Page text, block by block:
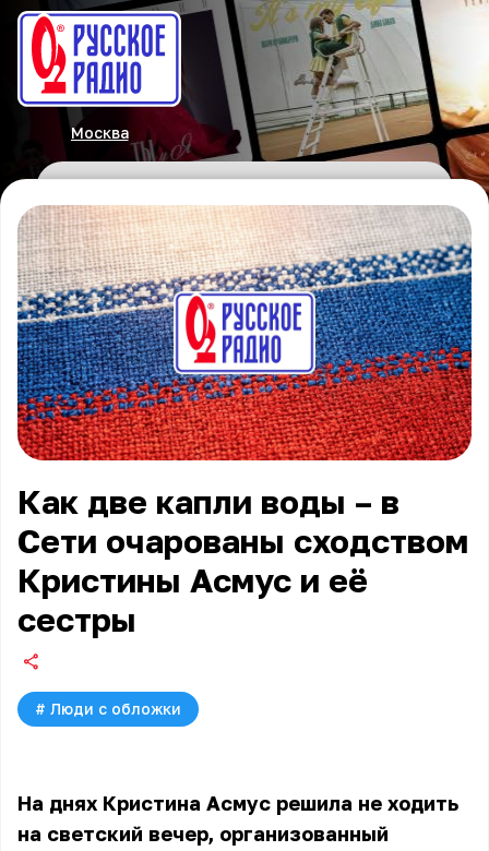
Москва
Как две капли воды – в
Сети очарованы сходством
Кристины Асмус и её
сестры
# Люди с обложки
На днях Кристина Асмус решила не ходить
на светский вечер, организованный